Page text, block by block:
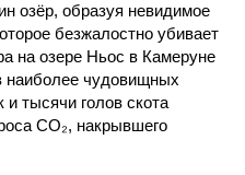
озёр, образуя невидимое
безжалостно убивает
на озере Ньос в Камеруне
наиболее чудовищных
тысячи голов скота
CO₂, накрывшего